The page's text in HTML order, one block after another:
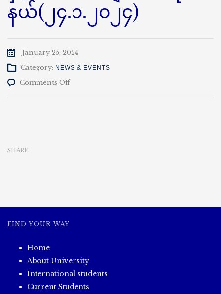
နယ်(၂၄.၁.၂၀၂၄)
January 25, 2024
Category: NEWS & EVENTS
Comments Offon
SHARE
FIND YOUR WAY
Home
About University
International students
Current Students